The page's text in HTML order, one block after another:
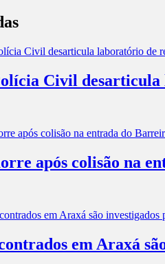
Civil desarticula
após colisão na
em Araxá